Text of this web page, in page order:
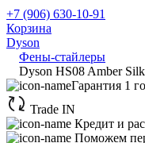
+7 (906) 630-10-91
Корзина
Dyson
Фены-стайлеры
Dyson HS08 Amber Silk
Гарантия 1
Trade IN
Кредит и
Поможем